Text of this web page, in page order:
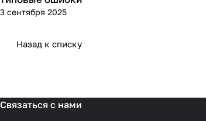
3 сентября 2025
Назад к списку
Связаться с нами